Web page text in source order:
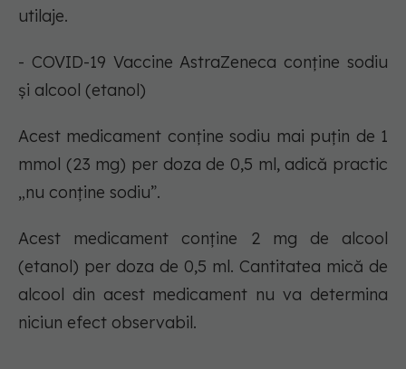
utilaje.
- COVID-19 Vaccine AstraZeneca conține sodiu
și alcool (etanol)
Acest medicament conține sodiu mai puțin de 1
mmol (23 mg) per doza de 0,5 ml, adică practic
„nu conține sodiu”.
Acest medicament conține 2 mg de alcool
(etanol) per doza de 0,5 ml. Cantitatea mică de
alcool din acest medicament nu va determina
niciun efect observabil.